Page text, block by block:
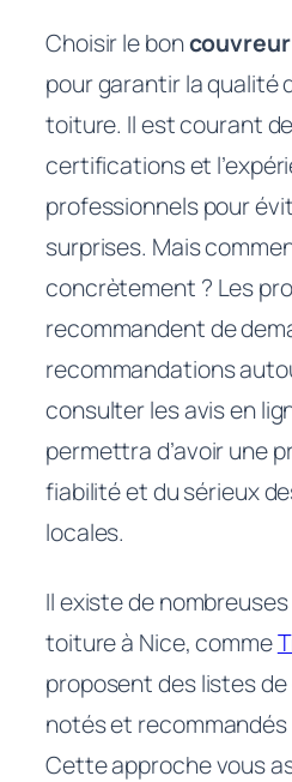
Choisir le boncouvreur
pour garantir la qualité
toiture. Il est courant
certifications et
professionnels pour
surprises. Mais
concrètement ? Les
recommandent de
recommandations
consulter les avis en
permettra d’avoir une
fiabilité et du sérieux
locales.
Il existe de
toiture à Nice, comme
proposent des listes
notés et
Cette approche vous